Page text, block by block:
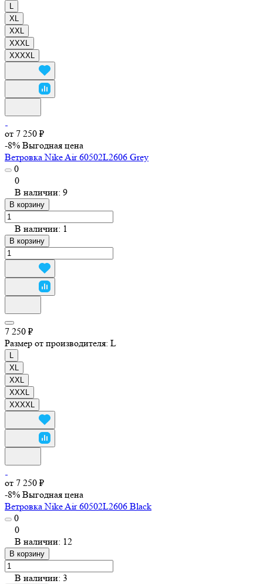
XL
XXL
XXXL
XXXXL
от 7 250 ₽
-8% Выгодная цена
Ветровка Nike Air 60502L2606 Grey
0
0
В наличии: 9
В корзину
В наличии: 1
В корзину
7 250 ₽
Размер от производителя: L
XL
XXL
XXXL
XXXXL
от 7 250 ₽
-8% Выгодная цена
Ветровка Nike Air 60502L2606 Black
0
0
В наличии: 12
В корзину
В наличии: 3